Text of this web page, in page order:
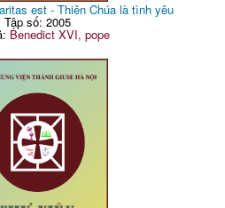
est - Thiên Chúa là tình yêu
Tập số: 2005
Benedict XVI, pope